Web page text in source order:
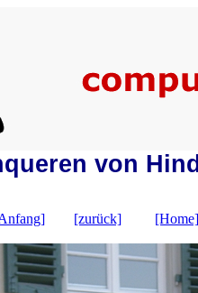
von
[zurück] [Home]